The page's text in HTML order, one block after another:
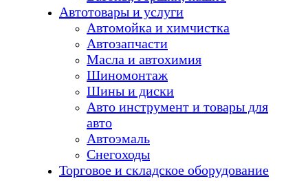
Автотовары и услуги
Автомойка и химчистка
Автозапчасти
Масла и автохимия
Шиномонтаж
Шины и диски
Авто инструмент и товары для
авто
Автоэмаль
Снегоходы
Торговое и складское оборудование